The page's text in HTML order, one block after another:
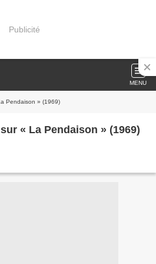
Publicité
MENU
Pendaison » (1969)
« La Pendaison » (1969)